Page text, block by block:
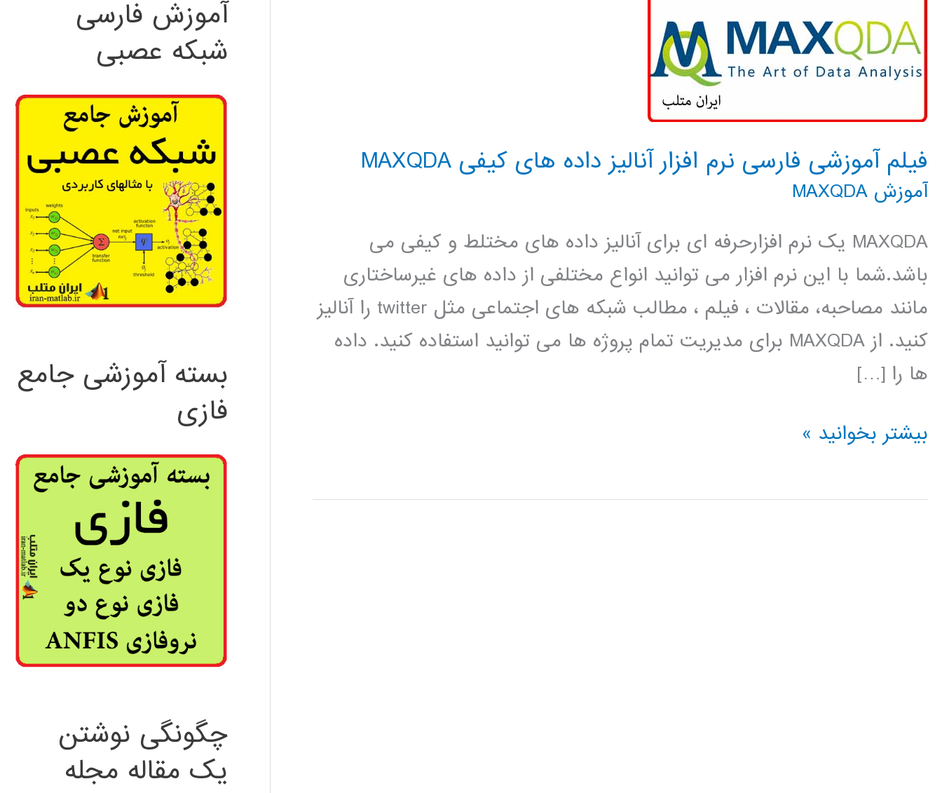
فیلم آموزشی فارسی نرم افزار آنالیز داده های کیفی MAXQDA
آموزش MAXQDA
MAXQDA یک نرم افزارحرفه ای برای آنالیز داده های مختلط و کیفی می
باشد.شما با این نرم افزار می توانید انواع مختلفی از داده های غیرساختاری
مانند مصاحبه، مقالات ، فیلم ، مطالب شبکه های اجتماعی مثل twitter را آنالیز
کنید. از MAXQDA برای مدیریت تمام پروژه ها می توانید استفاده کنید. داده
ها را […]
فیلم
فارسی
بیشتر بخوانید »
آموزش فارسی
شبکه عصبی
بسته آموزشی جامع
فازی
چگونگی نوشتن
یک مقاله مجله